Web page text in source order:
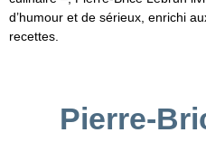
d’humour et de sérieux, enrichi
recettes.
Pierre-